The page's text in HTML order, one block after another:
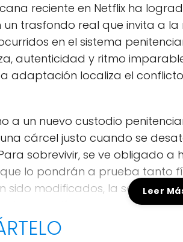
reciente en Netflix ha
trasfondo real que invita a la
en el sistema
autenticidad y ritmo
adaptación localiza el
a un nuevo custodio
cárcel justo cuando se
sobrevivir, se ve obligado
lo pondrán a prueba tanto
sido modificados, la serie se
un motín en enero de 2023
Leer